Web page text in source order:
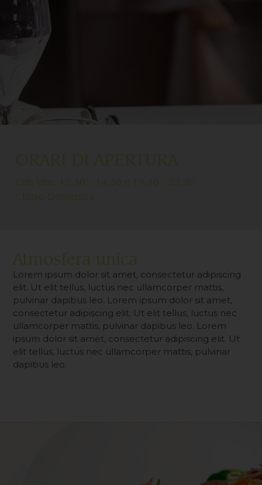
ORARI DI APERTURA
Lun-Ven: 12,30 - 14,30 e 19,30 - 22,30
Chuso Domenica
Atmosfera unica
Lorem ipsum dolor sit amet, consectetur adipiscing
elit. Ut elit tellus, luctus nec ullamcorper mattis,
pulvinar dapibus leo. Lorem ipsum dolor sit amet,
consectetur adipiscing elit. Ut elit tellus, luctus nec
ullamcorper mattis, pulvinar dapibus leo. Lorem
ipsum dolor sit amet, consectetur adipiscing elit. Ut
elit tellus, luctus nec ullamcorper mattis, pulvinar
dapibus leo.